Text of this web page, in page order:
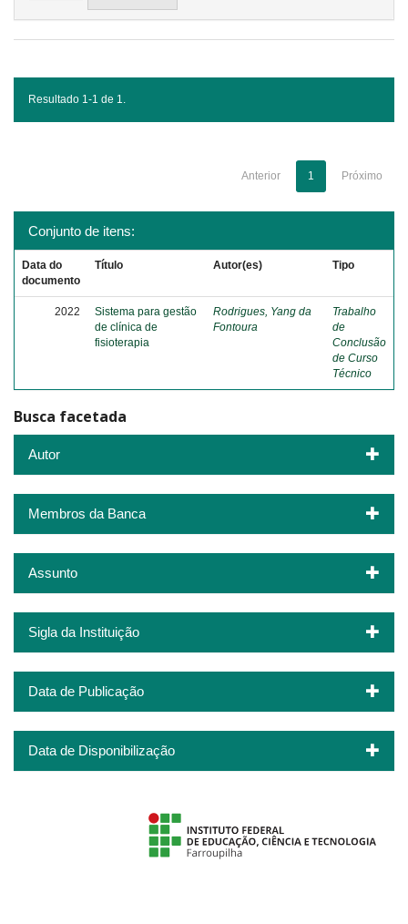
Resultado 1-1 de 1.
Anterior 1 Próximo
Conjunto de itens:
Data do
documento
Título Autor(es) Tipo
2022
Sistema para gestão
de clínica de
fisioterapia
Rodrigues, Yang da
Fontoura
Trabalho
de
Conclusão
de Curso
Técnico
Busca facetada
Autor
Membros da Banca
Assunto
Sigla da Instituição
Data de Publicação
Data de Disponibilização